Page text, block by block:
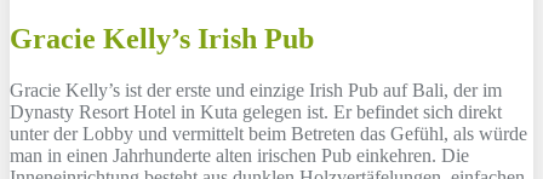
Gracie Kelly’s Irish Pub
Gracie Kelly’s ist der erste und einzige Irish Pub auf Bali, der im
Dynasty Resort Hotel in Kuta gelegen ist. Er befindet sich direkt
unter der Lobby und vermittelt beim Betreten das Gefühl, als würde
man in einen Jahrhunderte alten irischen Pub einkehren. Die